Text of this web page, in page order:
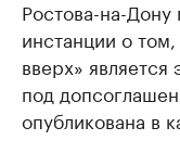
Ростова-на-
инстанции о
вверх»
под
опубликована в